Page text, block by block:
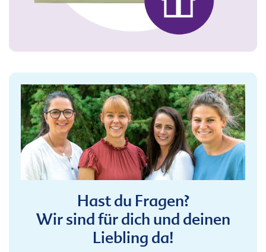
Hast du Fragen?
Wir sind für dich und deinen
Liebling da!